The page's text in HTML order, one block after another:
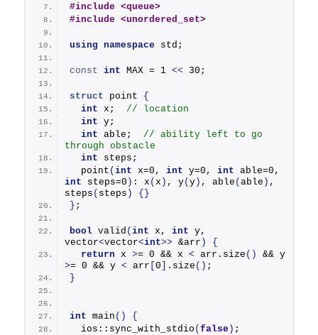
#include <queue>
#include <unordered_set>
using namespace std;
const int MAX = 1 << 30;
struct point {
int x; // location
int y;
int able; // ability left to go
through obstacle
int steps;
point (int x=0, int y=0, int
int steps=0 ) : x (x ) , y(y ) , able (able )
steps ( steps )
{}
} ;
bool valid (int x, int y,
vector<vector<int>> &arr )
{
return x >= 0 && x < arr. size ()
>= 0 && y < arr [0 . size () ;
}
int main ()
{
  ios::
sync_with_stdio (false ) ;